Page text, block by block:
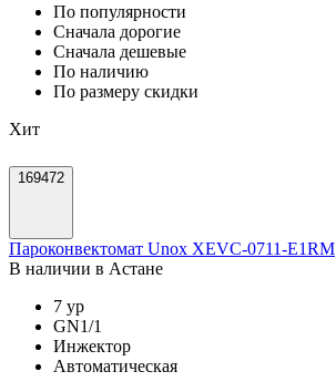
По популярности
Cначала дорогие
Cначала дешевые
По наличию
По размеру скидки
Хит
169472
Пароконвектомат Unox XEVC-0711-E1RM
В наличии в Астанe
7 ур
GN1/1
Инжектор
Автоматическая